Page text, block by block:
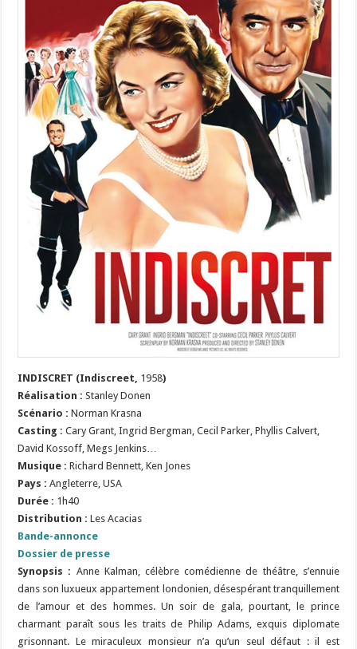
INDISCRET (Indiscreet, 1958)
Réalisation :Stanley Donen
Scénario : Norman Krasna
Casting :Cary Grant, Ingrid Bergman, Cecil Parker, Phyllis Calvert,
David Kossoff, Megs Jenkins…
Musique :Richard Bennett, Ken Jones
Pays :Angleterre, USA
Durée : 1h40
Distribution :Les Acacias
Bande-annonce
Dossier de presse
Synopsis : Anne Kalman, célèbre comédienne de théâtre, s’ennuie
dans son luxueux appartement londonien, désespérant tranquillement
de l’amour et des hommes. Un soir de gala, pourtant, le prince
charmant paraît sous les traits de Philip Adams, exquis diplomate
grisonnant. Le miraculeux monsieur n’a qu’un seul défaut : il est